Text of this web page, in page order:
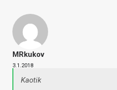
MRkukov
3.1.2018
Kaotik